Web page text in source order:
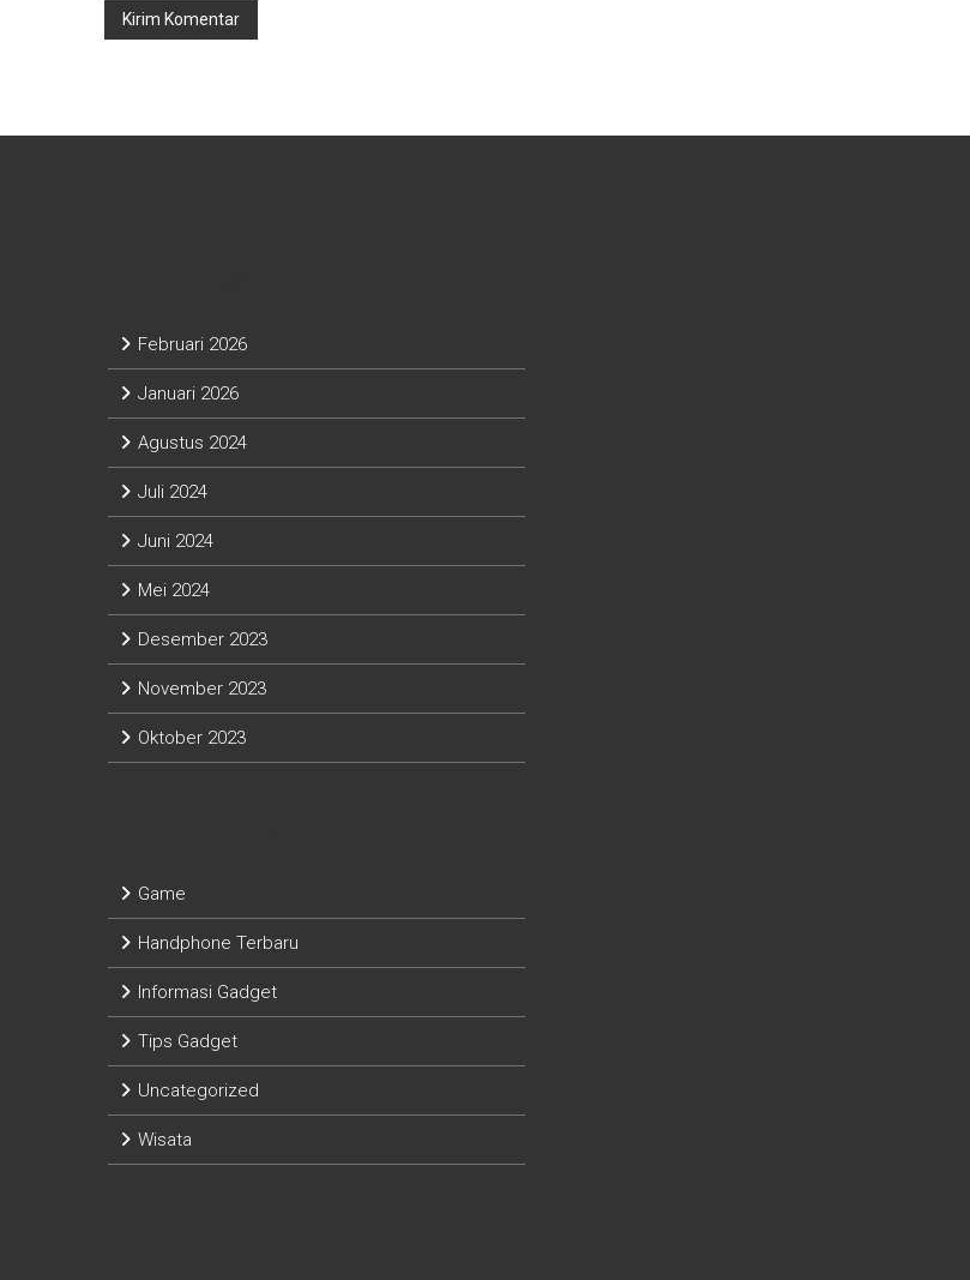
Februari 2026
Januari 2026
Agustus 2024
Juli 2024
Juni 2024
Mei 2024
Desember 2023
November 2023
Oktober 2023
Game
Handphone Terbaru
Informasi Gadget
Tips Gadget
Uncategorized
Wisata